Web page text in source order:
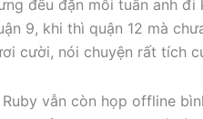
đều đặn mỗi tuần anh
9, khi thì quận 12 mà
cười, nói chuyện rất tích
vẫn còn họp offline